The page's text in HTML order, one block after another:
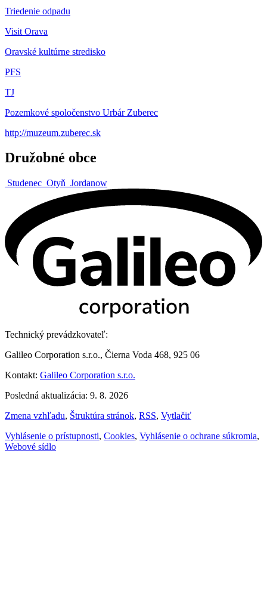
Triedenie odpadu
Visit Orava
Oravské kultúrne stredisko
PFS
TJ
Pozemkové spoločenstvo Urbár Zuberec
http://muzeum.zuberec.sk
Družobné obce
Studenec Otyň Jordanow
Technický prevádzkovateľ:
Galileo Corporation s.r.o., Čierna Voda 468, 925 06
Kontakt: Galileo Corporation s.r.o.
Posledná aktualizácia: 9. 8. 2026
Zmena vzhľadu, Štruktúra stránok, RSS, Vytlačiť
Vyhlásenie o prístupnosti, Cookies, Vyhlásenie o ochrane súkromia,
Webové sídlo